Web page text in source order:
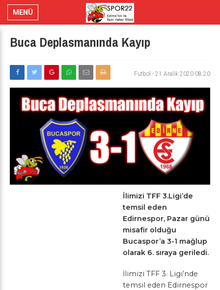
MENÜ
Buca Deplasmanında Kayıp
Futbol - 21 Aralık 2020 08:20
İlimizi TFF 3.Ligi’de
temsil eden
Edirnespor, Pazar günü
misafir olduğu
Bucaspor’a 3-1 mağlup
olarak 6. sıraya geriledi.
İlimizi TFF 3. Ligi’nde
temsil eden Edirnespor